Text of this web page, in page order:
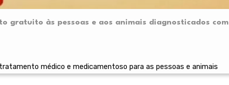
gratuito às pessoas e aos animais diagnosticados com
médico e medicamentoso para as pessoas e animais